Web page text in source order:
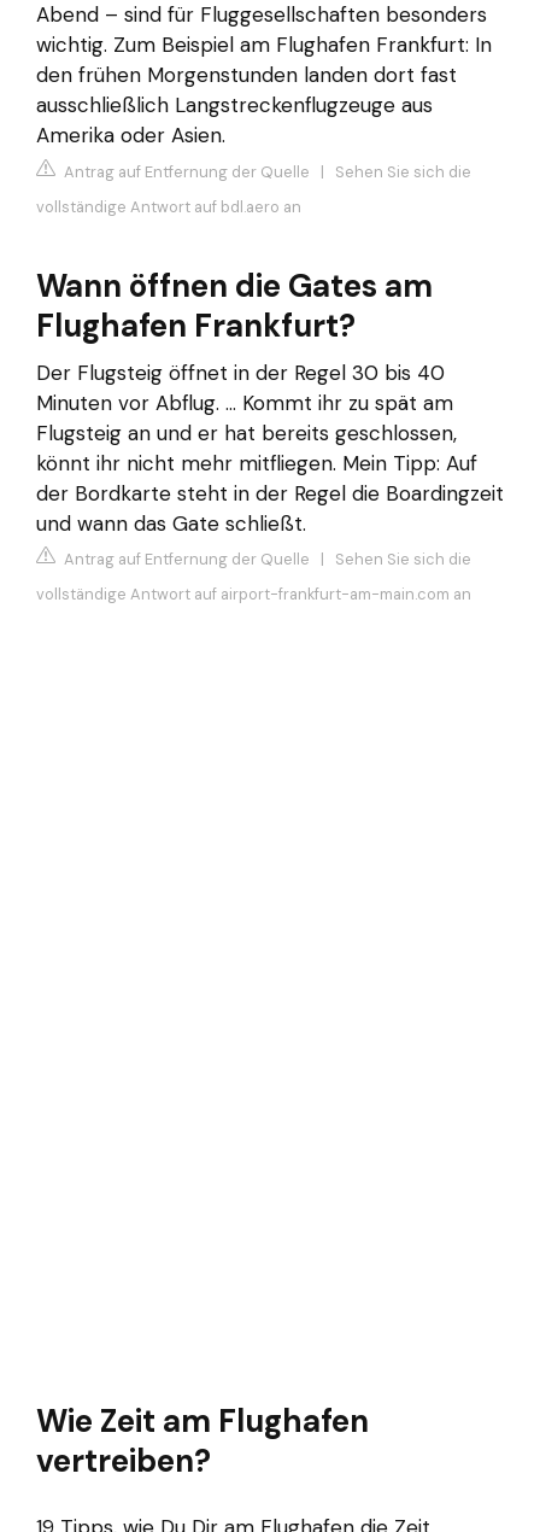
Abend – sind für Fluggesellschaften besonders
wichtig. Zum Beispiel am Flughafen Frankfurt: In
den frühen Morgenstunden landen dort fast
ausschließlich Langstreckenflugzeuge aus
Amerika oder Asien.
Antrag auf Entfernung der Quelle | Sehen Sie sich die
vollständige Antwort auf bdl.aero an
Wann öffnen die Gates am
Flughafen Frankfurt?
Der Flugsteig öffnet in der Regel 30 bis 40
Minuten vor Abflug. ... Kommt ihr zu spät am
Flugsteig an und er hat bereits geschlossen,
könnt ihr nicht mehr mitfliegen. Mein Tipp: Auf
der Bordkarte steht in der Regel die Boardingzeit
und wann das Gate schließt.
Antrag auf Entfernung der Quelle | Sehen Sie sich die
vollständige Antwort auf airport-frankfurt-am-main.com an
Wie Zeit am Flughafen
vertreiben?